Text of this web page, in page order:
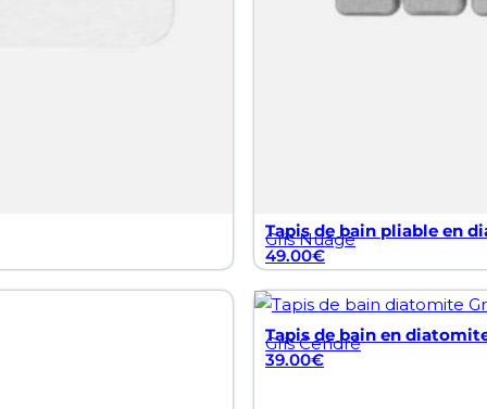
Tapis de bain pliable en
Gris Nuage
49.00€
Tapis de bain en
Gris Cendré
39.00€